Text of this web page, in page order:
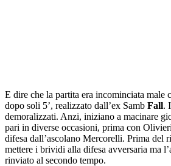
E dire che la partita era incominciata male
dopo soli 5’, realizzato dall’ex Samb Fall.
demoralizzati. Anzi, iniziano a macinare
pari in diverse occasioni, prima con
difesa dall’ascolano Mercorelli. Prima del
mettere i brividi alla difesa avversaria ma
rinviato al secondo tempo.